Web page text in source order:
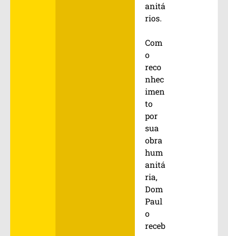
anitá
rios.
Com
o
reco
nhec
imen
to
por
sua
obra
hum
anitá
ria,
Dom
Paul
o
receb